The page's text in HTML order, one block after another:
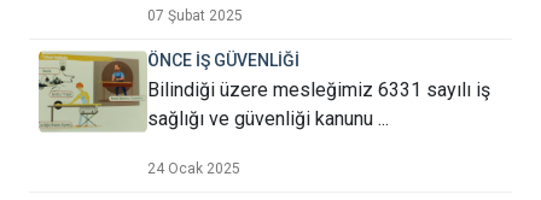
07 Şubat 2025
ÖNCE İŞ GÜVENLİĞİ
Bilindiği üzere mesleğimiz 6331 sayılı iş
sağlığı ve güvenliği kanunu ...
24 Ocak 2025